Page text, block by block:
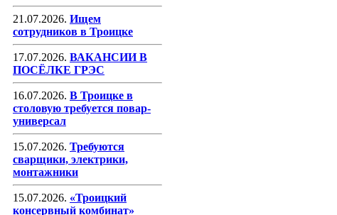
21.07.2026. Ищем
сотрудников в Троицке
17.07.2026. ВАКАНСИИ В
ПОСЁЛКЕ ГРЭС
16.07.2026. В Троицке в
столовую требуется повар-
универсал
15.07.2026. Требуются
сварщики, электрики,
монтажники
15.07.2026. «Троицкий
консервный комбинат»